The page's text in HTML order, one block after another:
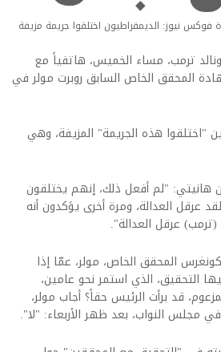
فوكس نيوز: الديمقراطيون اختلقوا جريمة مزيفة
ترمب، مساء الخميس، هاتفياً مع
المحقق الخاص السابق روبرت مولر في
"اختلقوا هذه الجريمة" المزيفة، وهي
هانيتي: "لم أفعل ذلك، إنهم يختلقون
عرقل العدالة، ومرة أخرى يؤكدون أنه
عرقل العدالة".
المحقق الخاص، مولر، عمّا إذا
التحقيق، الذي استمر نحو عامين،
قد برأت الرئيس حقاً؟ أجاب مولر،
مجلس النواب، بعد ظهر الأربعاء: "لا".